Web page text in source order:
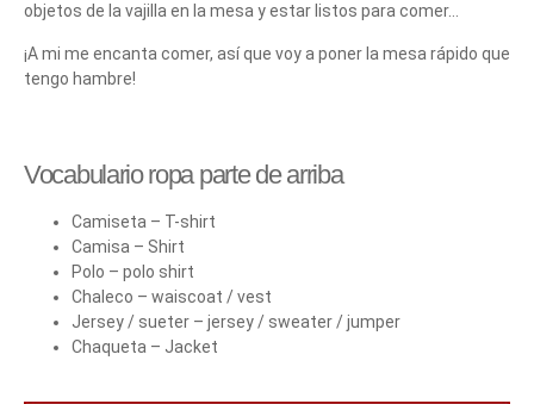
objetos de la vajilla en la mesa y estar listos para comer…
¡A mi me encanta comer, así que voy a poner la mesa rápido que
tengo hambre!
Vocabulario ropa parte de arriba
Camiseta – T-shirt
Camisa – Shirt
Polo – polo shirt
Chaleco – waiscoat / vest
Jersey / sueter – jersey / sweater / jumper
Chaqueta – Jacket